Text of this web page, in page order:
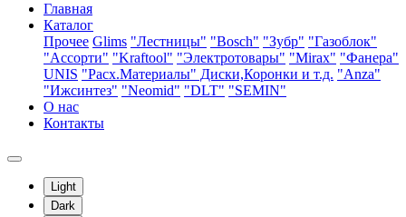
Главная
Каталог
Прочее Glims "Лестницы" "Bosch" "Зубр" "Газоблок"
"Ассорти" "Kraftool" "Электротовары" "Mirax" "Фанера"
UNIS "Расх.Материалы" Диски,Коронки и т.д. "Anza"
"Ижсинтез" "Neomid" "DLT" "SEMIN"
О нас
Контакты
Light
Dark